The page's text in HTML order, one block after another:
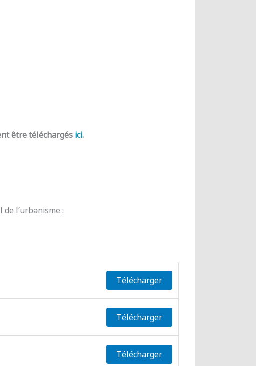
être téléchargés ici.
l’urbanisme :
Télécharger
Télécharger
Télécharger